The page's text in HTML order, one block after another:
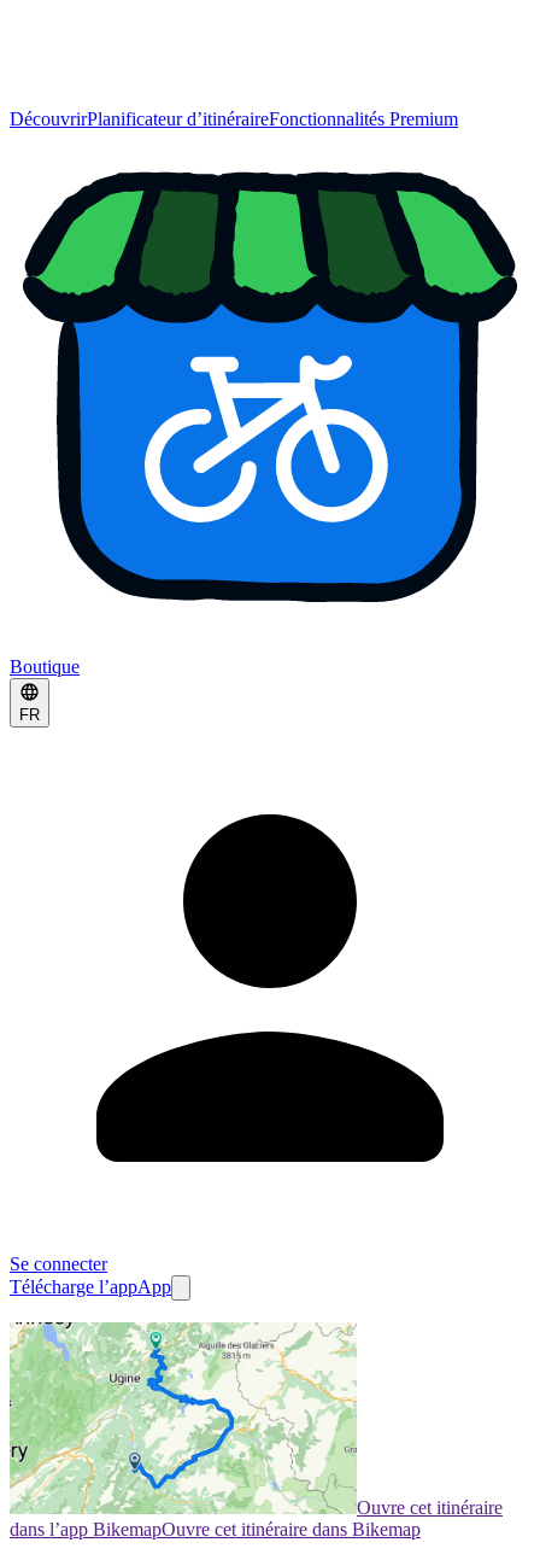
DécouvrirPlanificateur d’itinéraireFonctionnalités Premium
Boutique
FR
Se connecter
Télécharge l’appApp
Ouvre cet itinéraire
dans l’app BikemapOuvre cet itinéraire dans Bikemap